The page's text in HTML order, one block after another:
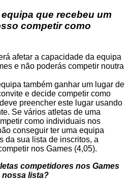
que recebeu um
competir como
afetar a capacidade da equipa
e não poderás competir noutra
também ganhar um lugar de
e decide competir como
preencher este lugar usando
Se vários atletas de uma
como individuais nos
conseguir ter uma equipa
da sua lista de inscritos, a
nos Games (4,05).
competidores nos Games
nossa lista?